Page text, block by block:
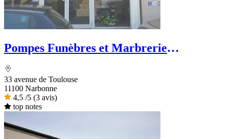
Pompes Funèbres et Marbrerie
33 avenue de Toulouse
11100 Narbonne
4,5 /5 (3 avis)
top notes